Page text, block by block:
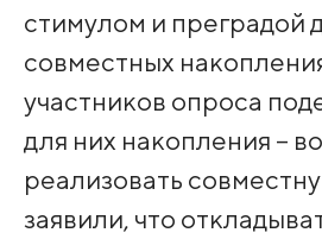
стимулом и преградой
совместных
участников опроса
для них накопления –
реализовать
заявили, что